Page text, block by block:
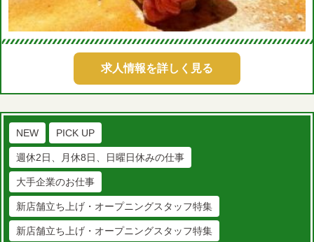
求人情報を詳しく見る
NEW PICK UP
週休2日、月休8日、日曜日休みの仕事
大手企業のお仕事
新店舗立ち上げ・オープニングスタッフ特集
新店舗立ち上げ・オープニングスタッフ特集